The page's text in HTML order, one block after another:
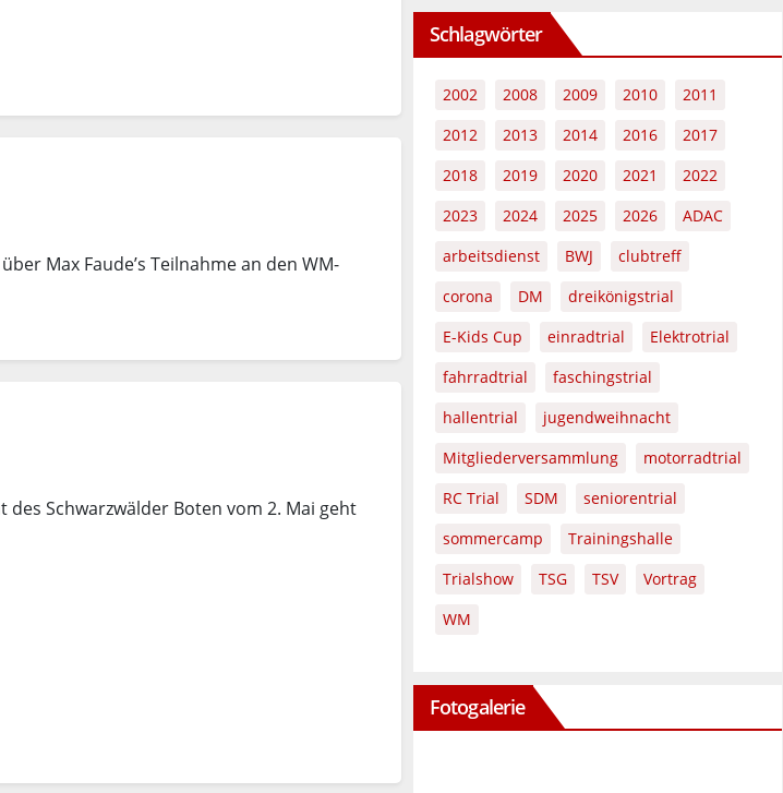
über Max Faude’s Teilnahme an den WM-
des Schwarzwälder Boten vom 2. Mai geht
Schlagwörter
2002 2008 2009 2010
2011
2012
2013 2014 2016
2017
2018
2019 2020 2021
2022
2023
2024 2025 2026
ADAC
arbeitsdienst
BWJ
clubtreff
corona
DM
dreikönigstrial
E-Kids Cup
einradtrial
Elektrotrial
fahrradtrial
faschingstrial
hallentrial
jugendweihnacht
Mitgliederversammlung
motorradtrial
RC Trial
SDM
seniorentrial
sommercamp
Trainingshalle
Trialshow
TSG TSV
Vortrag
WM
Fotogalerie